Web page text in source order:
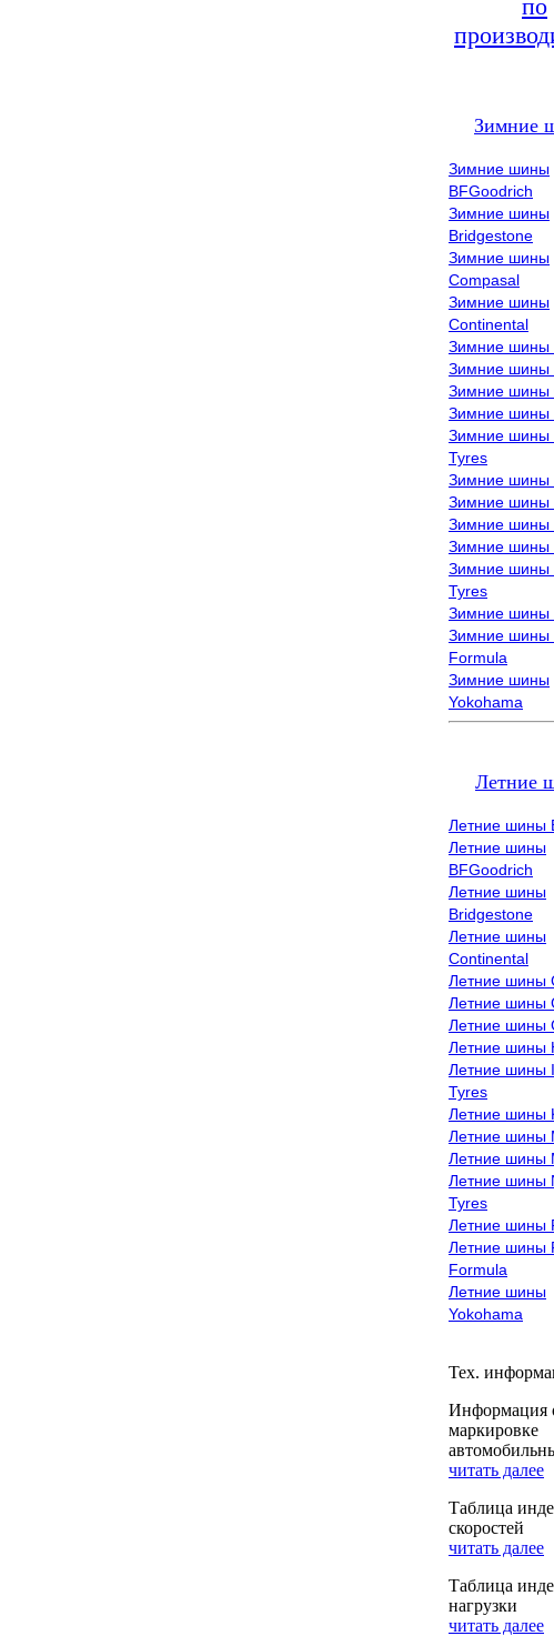
по
Зимние
Зимние шины
BFGoodrich
Зимние шины
Bridgestone
Зимние шины
Compasal
Зимние шины
Continental
Зимние шины
Зимние шины
Зимние шины
Зимние шины
Зимние шины
Tyres
Зимние шины
Зимние шины
Зимние шины
Зимние шины
Зимние шины
Tyres
Зимние шины
Зимние шины
Formula
Зимние шины
Yokohama
Летние
Летние шины
Летние шины
BFGoodrich
Летние шины
Bridgestone
Летние шины
Continental
Летние шины
Летние шины
Летние шины
Летние шины
Летние шины
Tyres
Летние шины
Летние шины
Летние шины
Летние шины
Tyres
Летние шины
Летние шины
Formula
Летние шины
Yokohama
Тех.
Информация
маркировке
читать далее
Таблица
скоростей
читать далее
Таблица
нагрузки
читать далее